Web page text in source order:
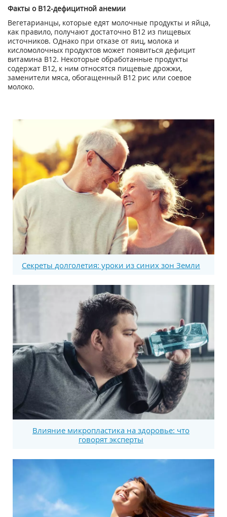
Факты о B12-дефицитной анемии
Вегетарианцы, которые едят молочные продукты и яйца,
как правило, получают достаточно В12 из пищевых
источников. Однако при отказе от яиц, молока и
кисломолочных продуктов может появиться дефицит
витамина В12. Некоторые обработанные продукты
содержат В12, к ним относятся пищевые дрожжи,
заменители мяса, обогащенный В12 рис или соевое
молоко.
Секреты долголетия: уроки из синих зон Земли
Влияние микропластика на здоровье: что
говорят эксперты